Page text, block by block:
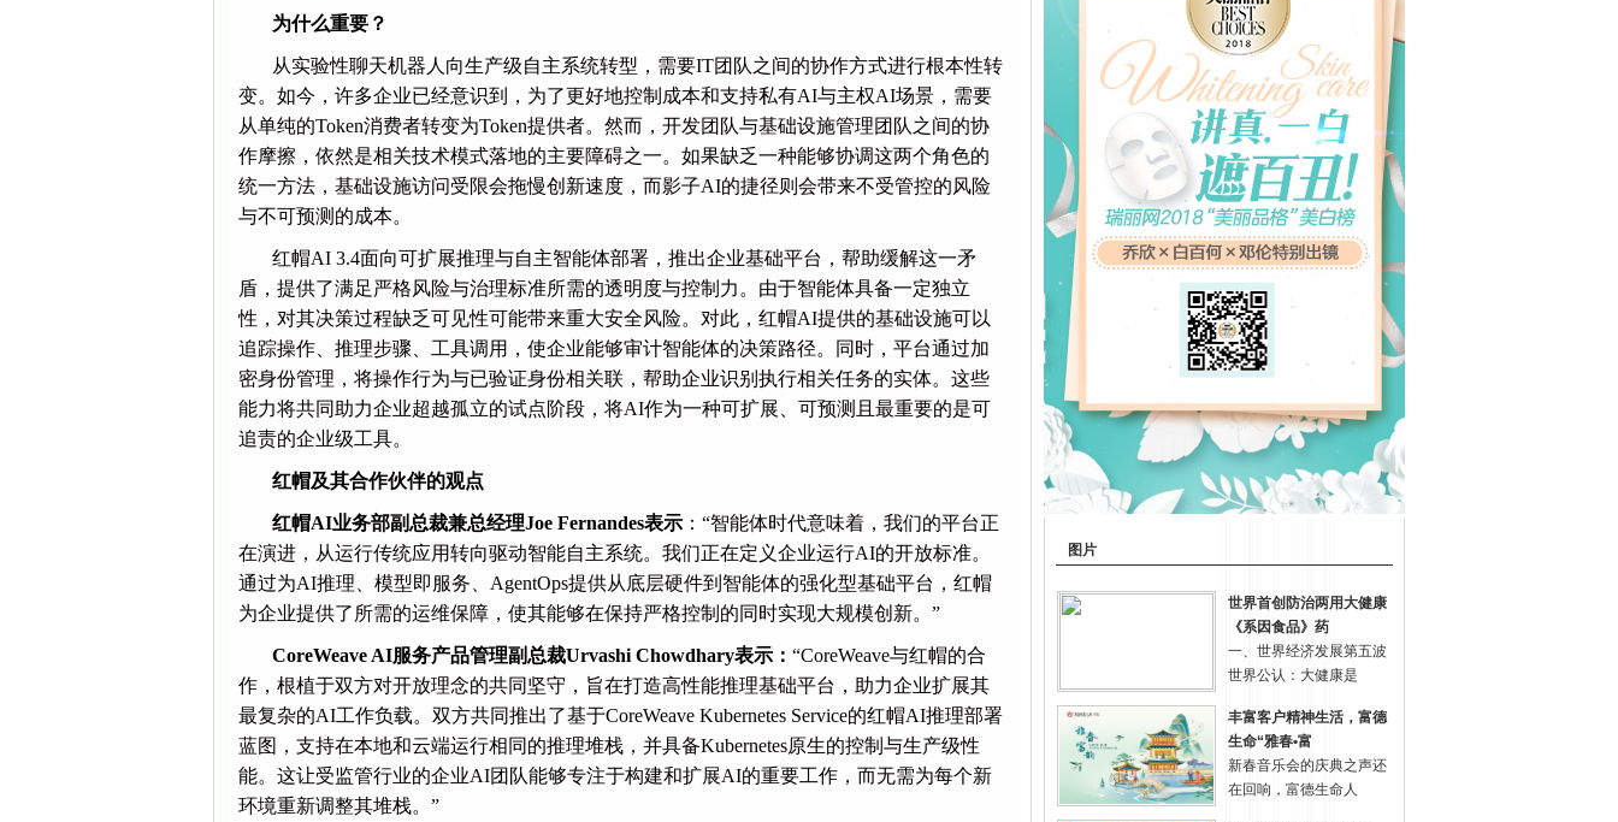
为什么重要？
从实验性聊天机器人向生产级自主系统转型，需要IT团队之间的协作方式进行根本性转
变。如今，许多企业已经意识到，为了更好地控制成本和支持私有AI与主权AI场景，需要
从单纯的Token消费者转变为Token提供者。然而，开发团队与基础设施管理团队之间的协
作摩擦，依然是相关技术模式落地的主要障碍之一。如果缺乏一种能够协调这两个角色的
统一方法，基础设施访问受限会拖慢创新速度，而影子AI的捷径则会带来不受管控的风险
与不可预测的成本。
红帽AI 3.4面向可扩展推理与自主智能体部署，推出企业基础平台，帮助缓解这一矛
盾，提供了满足严格风险与治理标准所需的透明度与控制力。由于智能体具备一定独立
性，对其决策过程缺乏可见性可能带来重大安全风险。对此，红帽AI提供的基础设施可以
追踪操作、推理步骤、工具调用，使企业能够审计智能体的决策路径。同时，平台通过加
密身份管理，将操作行为与已验证身份相关联，帮助企业识别执行相关任务的实体。这些
能力将共同助力企业超越孤立的试点阶段，将AI作为一种可扩展、可预测且最重要的是可
追责的企业级工具。
红帽及其合作伙伴的观点
红帽AI业务部副总裁兼总经理Joe Fernandes表示 ：“智能体时代意味着，我们的平台正
在演进，从运行传统应用转向驱动智能自主系统。我们正在定义企业运行AI的开放标准。
通过为AI推理、模型即服务、AgentOps提供从底层硬件到智能体的强化型基础平台，红帽
为企业提供了所需的运维保障，使其能够在保持严格控制的同时实现大规模创新。”
CoreWeave AI服务产品管理副总裁Urvashi Chowdhary表示： “CoreWeave与红帽的合
作，根植于双方对开放理念的共同坚守，旨在打造高性能推理基础平台，助力企业扩展其
最复杂的AI工作负载。双方共同推出了基于CoreWeave Kubernetes Service的红帽AI推理部署
蓝图，支持在本地和云端运行相同的推理堆栈，并具备Kubernetes原生的控制与生产级性
能。这让受监管行业的企业AI团队能够专注于构建和扩展AI的重要工作，而无需为每个新
环境重新调整其堆栈。”
图片
世界首创防治两用大健康
《系因食品》药
一、世界经济发展第五波
世界公认：大健康是
丰富客户精神生活，富德
生命“雅春•富
新春音乐会的庆典之声还
在回响，富德生命人